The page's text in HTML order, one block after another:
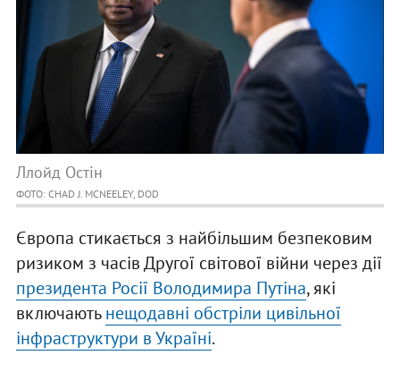
Ллойд Остін
ФОТО: CHAD J. MCNEELEY, DOD
Європа стикається з найбільшим безпековим
ризиком з часів Другої світової війни через дії
президента Росії Володимира Путіна, які
включаютьнещодавні обстріли цивільної
інфраструктури в Україні.